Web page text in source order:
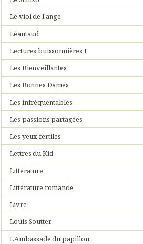
Le viol de l'ange
Léautaud
Lectures buissonnières I
Les Bienveillantes
Les Bonnes Dames
Les infréquentables
Les passions partagées
Les yeux fertiles
Lettres du Kid
Littérature
Littérature romande
Livre
Louis Soutter
L'Ambassade du papillon